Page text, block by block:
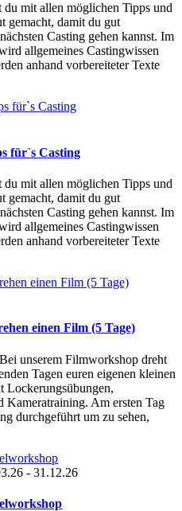
mit allen möglichen Tipps und
gemacht, damit du gut
Casting gehen kannst. Im
allgemeines Castingwissen
anhand vorbereiteter Texte
für`s Casting
mit allen möglichen Tipps und
gemacht, damit du gut
Casting gehen kannst. Im
allgemeines Castingwissen
anhand vorbereiteter Texte
einen Film (5 Tage)
unserem Filmworkshop dreht
Tagen euren eigenen kleinen
Lockerungsübungen,
Kameratraining. Am ersten Tag
durchgeführt um zu sehen,
- 31.12.26